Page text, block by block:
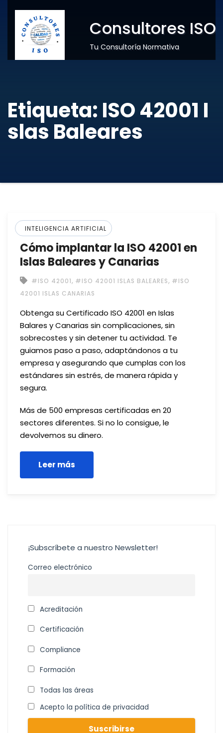
Consultores ISO
Tu Consultoría Normativa
Etiqueta: ISO 42001 I
slas Baleares
INTELIGENCIA ARTIFICIAL
Cómo implantar la ISO 42001 en
Islas Baleares y Canarias
#ISO 42001, #ISO 42001 ISLAS BALEARES, #ISO
42001 ISLAS CANARIAS
Obtenga su Certificado ISO 42001 en Islas
Balares y Canarias sin complicaciones, sin
sobrecostes y sin detener tu actividad. Te
guiamos paso a paso, adaptándonos a tu
empresa y asegurando que cumplas con los
estándares sin estrés, de manera rápida y
segura.
Más de 500 empresas certificadas en 20
sectores diferentes. Si no lo consigue, le
devolvemos su dinero.
Leer más
¡Subscríbete a nuestro Newsletter!
Correo electrónico
Acreditación
Certificación
Compliance
Formación
Todas las áreas
Acepto la política de privacidad